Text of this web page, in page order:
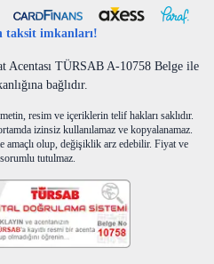
taksit imkanları!
Acentası TÜRSAB A-10758 Belge ile
bağlıdır.
resim ve içeriklerin telif hakları saklıdır.
izinsiz kullanılamaz ve kopyalanamaz.
olup, değişiklik arz edebilir. Fiyat ve
tutulmaz.